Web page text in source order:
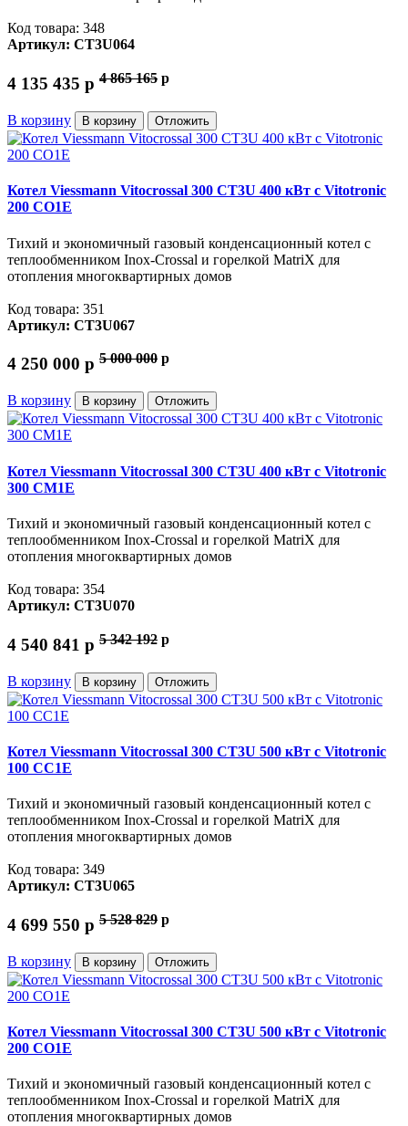
Код товара: 348
Артикул: CT3U064
4 135 435 p 4 865 165 p
В корзину В корзину Отложить
Котел Viessmann Vitocrossal 300 CT3U 400 кВт с Vitotronic
200 CO1E
Тихий и экономичный газовый конденсационный котел с
теплообменником Inox-Crossal и горелкой MatriX для
отопления многоквартирных домов
Код товара: 351
Артикул: CT3U067
4 250 000 p 5 000 000 p
В корзину В корзину Отложить
Котел Viessmann Vitocrossal 300 CT3U 400 кВт с Vitotronic
300 CM1E
Тихий и экономичный газовый конденсационный котел с
теплообменником Inox-Crossal и горелкой MatriX для
отопления многоквартирных домов
Код товара: 354
Артикул: CT3U070
4 540 841 p 5 342 192 p
В корзину В корзину Отложить
Котел Viessmann Vitocrossal 300 CT3U 500 кВт с Vitotronic
100 CC1E
Тихий и экономичный газовый конденсационный котел с
теплообменником Inox-Crossal и горелкой MatriX для
отопления многоквартирных домов
Код товара: 349
Артикул: CT3U065
4 699 550 p 5 528 829 p
В корзину В корзину Отложить
Котел Viessmann Vitocrossal 300 CT3U 500 кВт с Vitotronic
200 CO1E
Тихий и экономичный газовый конденсационный котел с
теплообменником Inox-Crossal и горелкой MatriX для
отопления многоквартирных домов